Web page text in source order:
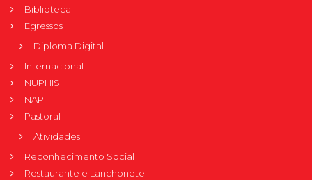
Biblioteca
Egressos
Diploma Digital
Internacional
NUPHIS
NAPI
Pastoral
Atividades
Reconhecimento Social
Restaurante e Lanchonete